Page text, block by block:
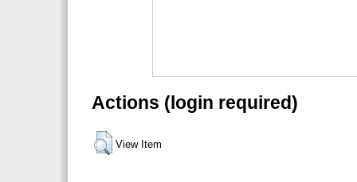
Actions (login required)
View Item